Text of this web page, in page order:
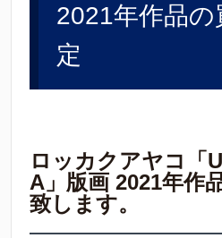
2021年作品の
定
ロッカクアヤコ「
A」版画 2021年作
致します。